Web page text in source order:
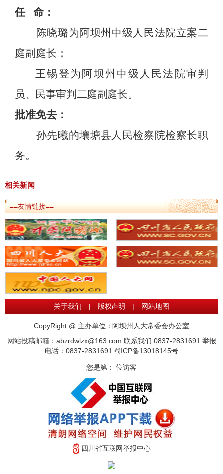
任
命：
陈晓璐为阿坝州中级人民法院立案二
庭副庭长；
王锡登为阿坝州中级人民法院审判
员、民事审判二庭副庭长。
批准免去：
孙先曦的壤塘县人民检察院检察长职
务。
相关新闻
==友情链接==
关于我们 | 版权声明 | 网站地图
CopyRight @ 主办单位：阿坝州人大常委会办公室
网站投稿邮箱：abzrdwlzx@163.com 联系我们:0837-2831691 举报
电话：0837-2831691 蜀ICP备13018145号
您是第： 位访客
四川省互联网举报中心